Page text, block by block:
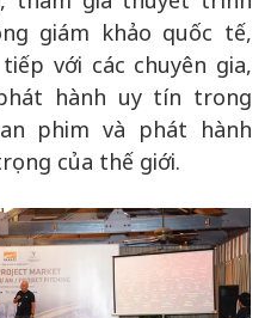
giám khảo quốc tế,
với các chuyên gia,
hành uy tín trong
phim và phát hành
của thế giới.